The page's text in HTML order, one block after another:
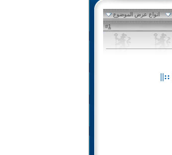
انواع عرض الموضوع
#
1